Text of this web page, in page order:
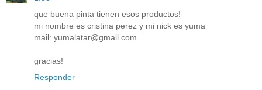
que buena pinta tienen esos productos!
mi nombre es cristina perez y mi nick es yuma
mail: yumalatar@gmail.com
gracias!
Responder